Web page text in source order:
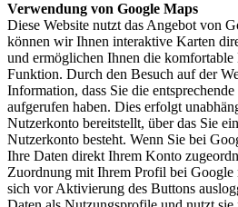
Verwendung von Google Maps
Diese Website nutzt das Angebot von
können wir Ihnen interaktive Karten
und ermöglichen Ihnen die
Funktion. Durch den Besuch auf der
Information, dass Sie die
aufgerufen haben. Dies erfolgt
Nutzerkonto bereitstellt, über das Sie
Nutzerkonto besteht. Wenn Sie bei
Ihre Daten direkt Ihrem Konto
Zuordnung mit Ihrem Profil bei Google
sich vor Aktivierung des Buttons